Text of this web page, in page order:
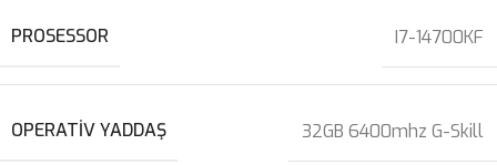
PROSESSOR I7-14700KF
OPERATIV YADDAŞ 32GB 6400mhz G-Skill